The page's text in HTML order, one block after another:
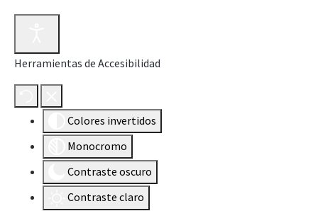
Herramientas de Accesibilidad
Colores invertidos
Monocromo
Contraste oscuro
Contraste claro